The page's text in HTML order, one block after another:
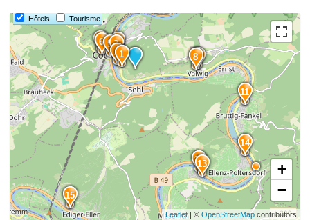
Hôtels Tourisme
15
14
13
12
11
9
8
7
6 5 4
3
21
+
−
Leaflet| © OpenStreetMapcontributors